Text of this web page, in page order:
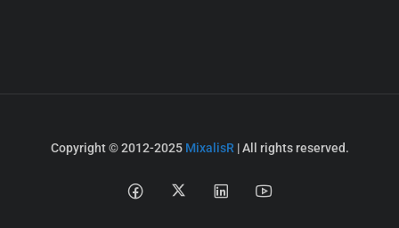
Copyright © 2012-2025 MixalisR | All rights reserved.